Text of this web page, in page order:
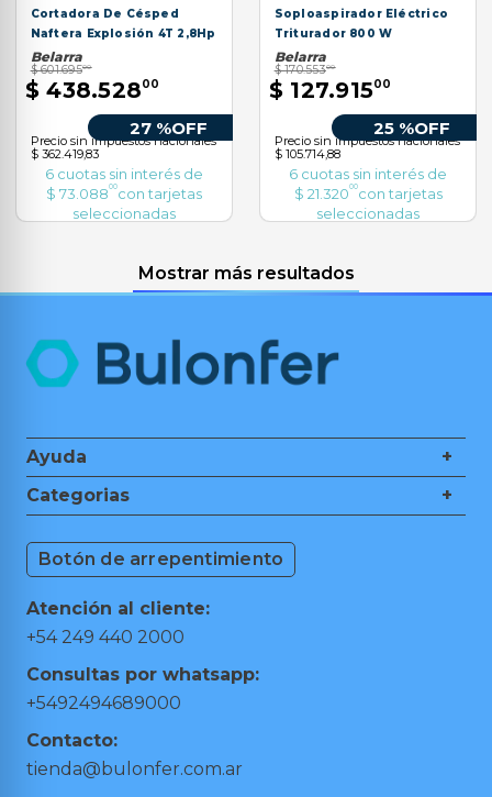
Cortadora De Césped
Naftera Explosión 4T 2,8Hp
Belarra
$ 601.69500
$ 438.52800
27 %OFF
Precio sin impuestos nacionales
$ 362.419,83
6 cuotas sin interés de
$ 73 08800con tarjetas
seleccionadas
Soploaspirador Eléctrico
Triturador 800 W
Belarra
$ 170.55300
$ 127.91500
25 %OFF
Precio sin impuestos nacionales
$ 105.714,88
6 cuotas sin interés de
$ 21 32000con tarjetas
seleccionadas
Ayuda
+
Nosotros
Guía de Compra
Medios de Pagos
Cambios y Devoluciones
Puntos de retiro
Preguntas frecuentes
Términos y condiciones
Trabajá con nosotros
Categorias +
Ferretería
Herramientas de Mano
Herramientas Eléctricas
Botón de arrepentimiento
Atención al cliente:
+54 249 440 2000
Consultas por whatsapp:
+5492494689000
Contacto:
tienda@bulonfer.com.ar